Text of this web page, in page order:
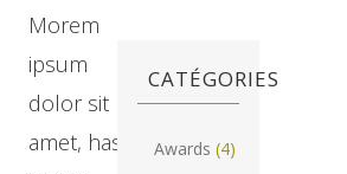
Morem
ipsum
dolor sit
amet, has
CATÉGORIES
Awards (4)